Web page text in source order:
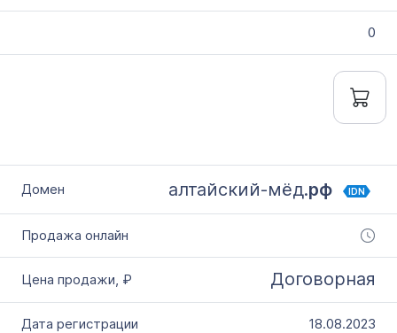
0
алтайский-мёд.рф IDN
Договорная
18.08.2023